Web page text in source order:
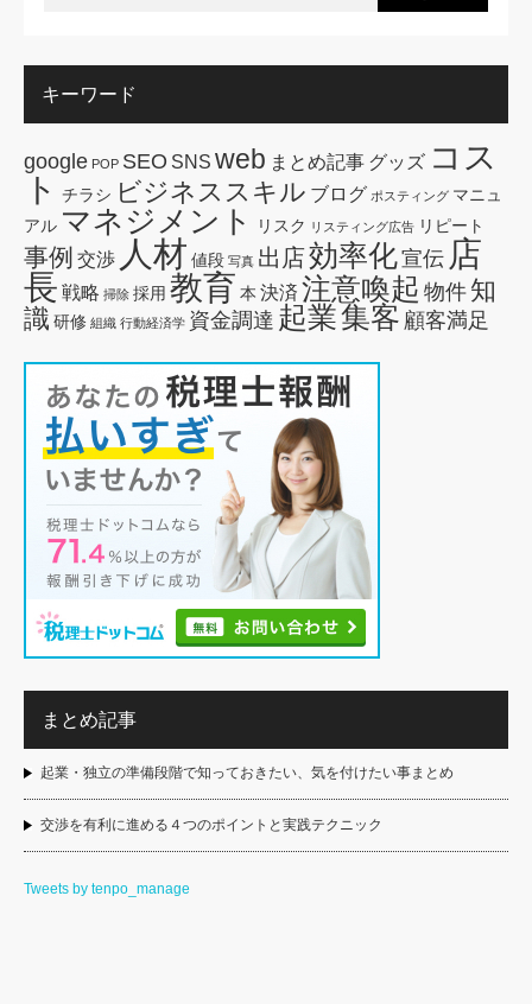
キーワード
google POP SEO SNS web まとめ記事 グッズ コス
ト
チラシ ビジネススキル ブログ ポスティング マニュ
アル マネジメント リスク リスティング広告 リピート
事例 交渉 人材 値段 写真 出店効率化宣伝 店
長 戦略 掃除 採用 教育 本 決済 注意喚起 物件知
識 研修 組織 行動経済学 資金調達 起業集客 顧客満足
まとめ記事
起業・独立の準備段階で知っておきたい、気を付けたい事まとめ
交渉を有利に進める４つのポイントと実践テクニック
Tweets by tenpo_manage